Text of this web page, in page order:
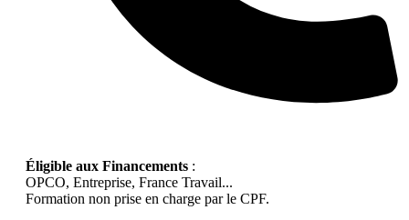
Éligible aux Financements :
OPCO, Entreprise, France Travail...
Formation non prise en charge par le CPF.